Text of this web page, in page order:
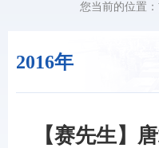
2016年
您当前的位置：
【赛先生】